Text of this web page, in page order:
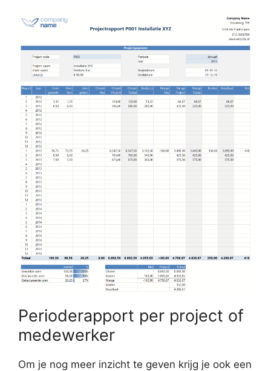
Perioderapport per project of
medewerker
Om je nog meer inzicht te geven krijg je ook een